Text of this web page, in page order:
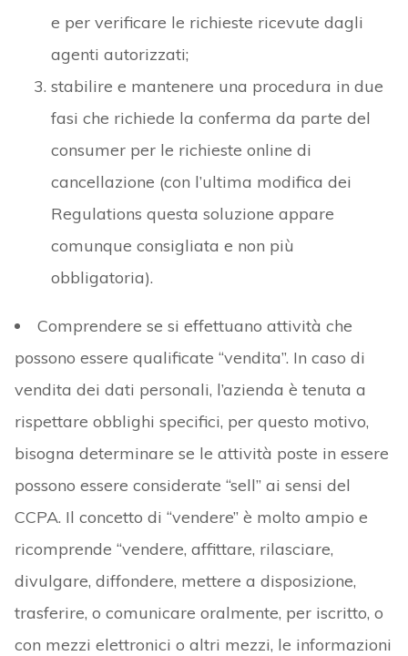
e per verificare le richieste ricevute dagli
agenti autorizzati;
stabilire e mantenere una procedura in due
fasi che richiede la conferma da parte del
consumer per le richieste online di
cancellazione (con l’ultima modifica dei
Regulations questa soluzione appare
comunque consigliata e non più
obbligatoria).
Comprendere se si effettuano attività che
possono essere qualificate “vendita”. In caso di
vendita dei dati personali, l’azienda è tenuta a
rispettare obblighi specifici, per questo motivo,
bisogna determinare se le attività poste in essere
possono essere considerate “sell” ai sensi del
CCPA. Il concetto di “vendere” è molto ampio e
ricomprende “vendere, affittare, rilasciare,
divulgare, diffondere, mettere a disposizione,
trasferire, o comunicare oralmente, per iscritto, o
con mezzi elettronici o altri mezzi, le informazioni